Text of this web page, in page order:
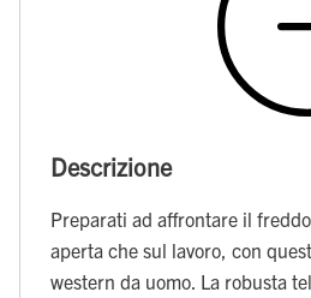
Descrizione
Preparati ad affrontare il
aperta che sul lavoro, con
western da uomo. La robusta